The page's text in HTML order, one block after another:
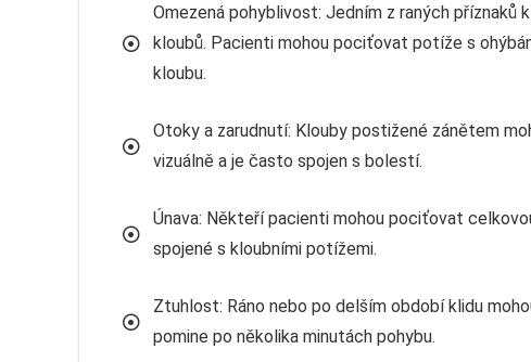
Omezená pohyblivost: Jedním z raných
kloubů. Pacienti mohou pociťovat potíže s
kloubu.
Otoky a zarudnutí: Klouby postižené zánětem
vizuálně a je často spojen s bolestí.
Únava: Někteří pacienti mohou pociťovat
spojené s kloubními potížemi.
Ztuhlost: Ráno nebo po delším období klidu
pomine po několika minutách pohybu.